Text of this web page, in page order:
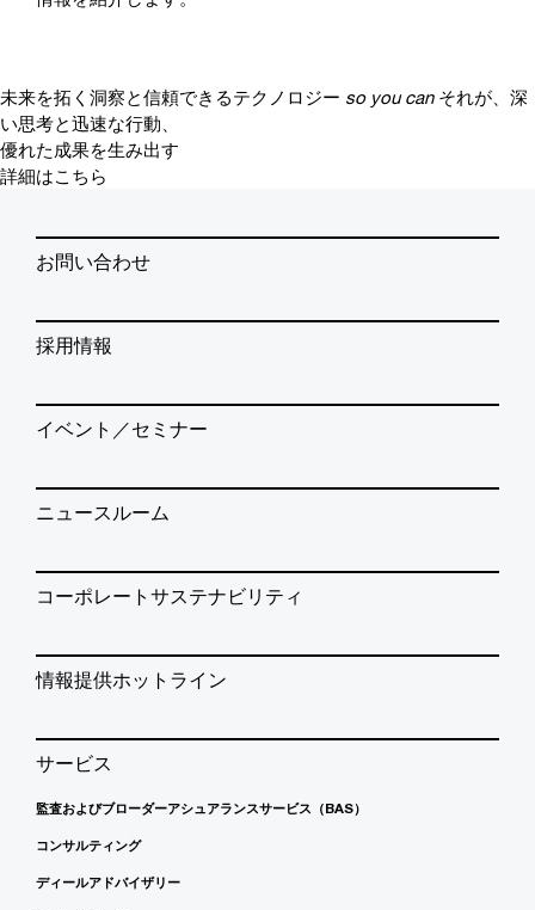
未来を拓く洞察と信頼できるテクノロジー so you can それが、深
い思考と迅速な行動、
優れた成果を生み出す
詳細はこちら
お問い合わせ
採用情報
イベント／セミナー
ニュースルーム
コーポレートサステナビリティ
情報提供ホットライン
サービス
監査およびブローダーアシュアランスサービス（BAS）
コンサルティング
ディールアドバイザリー